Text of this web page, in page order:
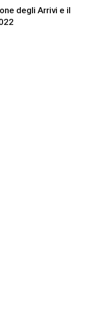
degli Arrivi e il